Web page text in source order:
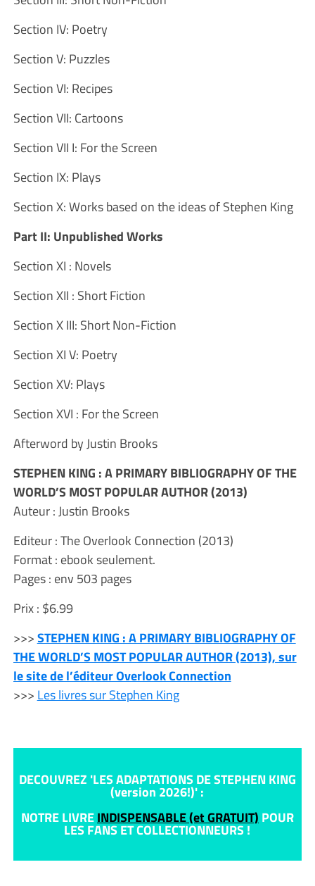
Section IV: Poetry
Section V: Puzzles
Section VI: Recipes
Section VII: Cartoons
Section VII I: For the Screen
Section IX: Plays
Section X: Works based on the ideas of Stephen King
Part II: Unpublished Works
Section XI : Novels
Section XII : Short Fiction
Section X III: Short Non-Fiction
Section XI V: Poetry
Section XV: Plays
Section XVI : For the Screen
Afterword by Justin Brooks
STEPHEN KING : A PRIMARY BIBLIOGRAPHY OF THE
WORLD’S MOST POPULAR AUTHOR (2013)
Auteur : Justin Brooks
Editeur : The Overlook Connection (2013)
Format : ebook seulement.
Pages : env 503 pages
Prix : $6.99
>>>STEPHEN KING : A PRIMARY BIBLIOGRAPHY OF
THE WORLD’S MOST POPULAR AUTHOR (2013), sur
le site de l’éditeur Overlook Connection
>>> Les livres sur Stephen King
DECOUVREZ 'LES ADAPTATIONS DE STEPHEN KING
(version 2026!)' :
NOTRE LIVREINDISPENSABLE (et GRATUIT) POUR
LES FANS ET COLLECTIONNEURS !